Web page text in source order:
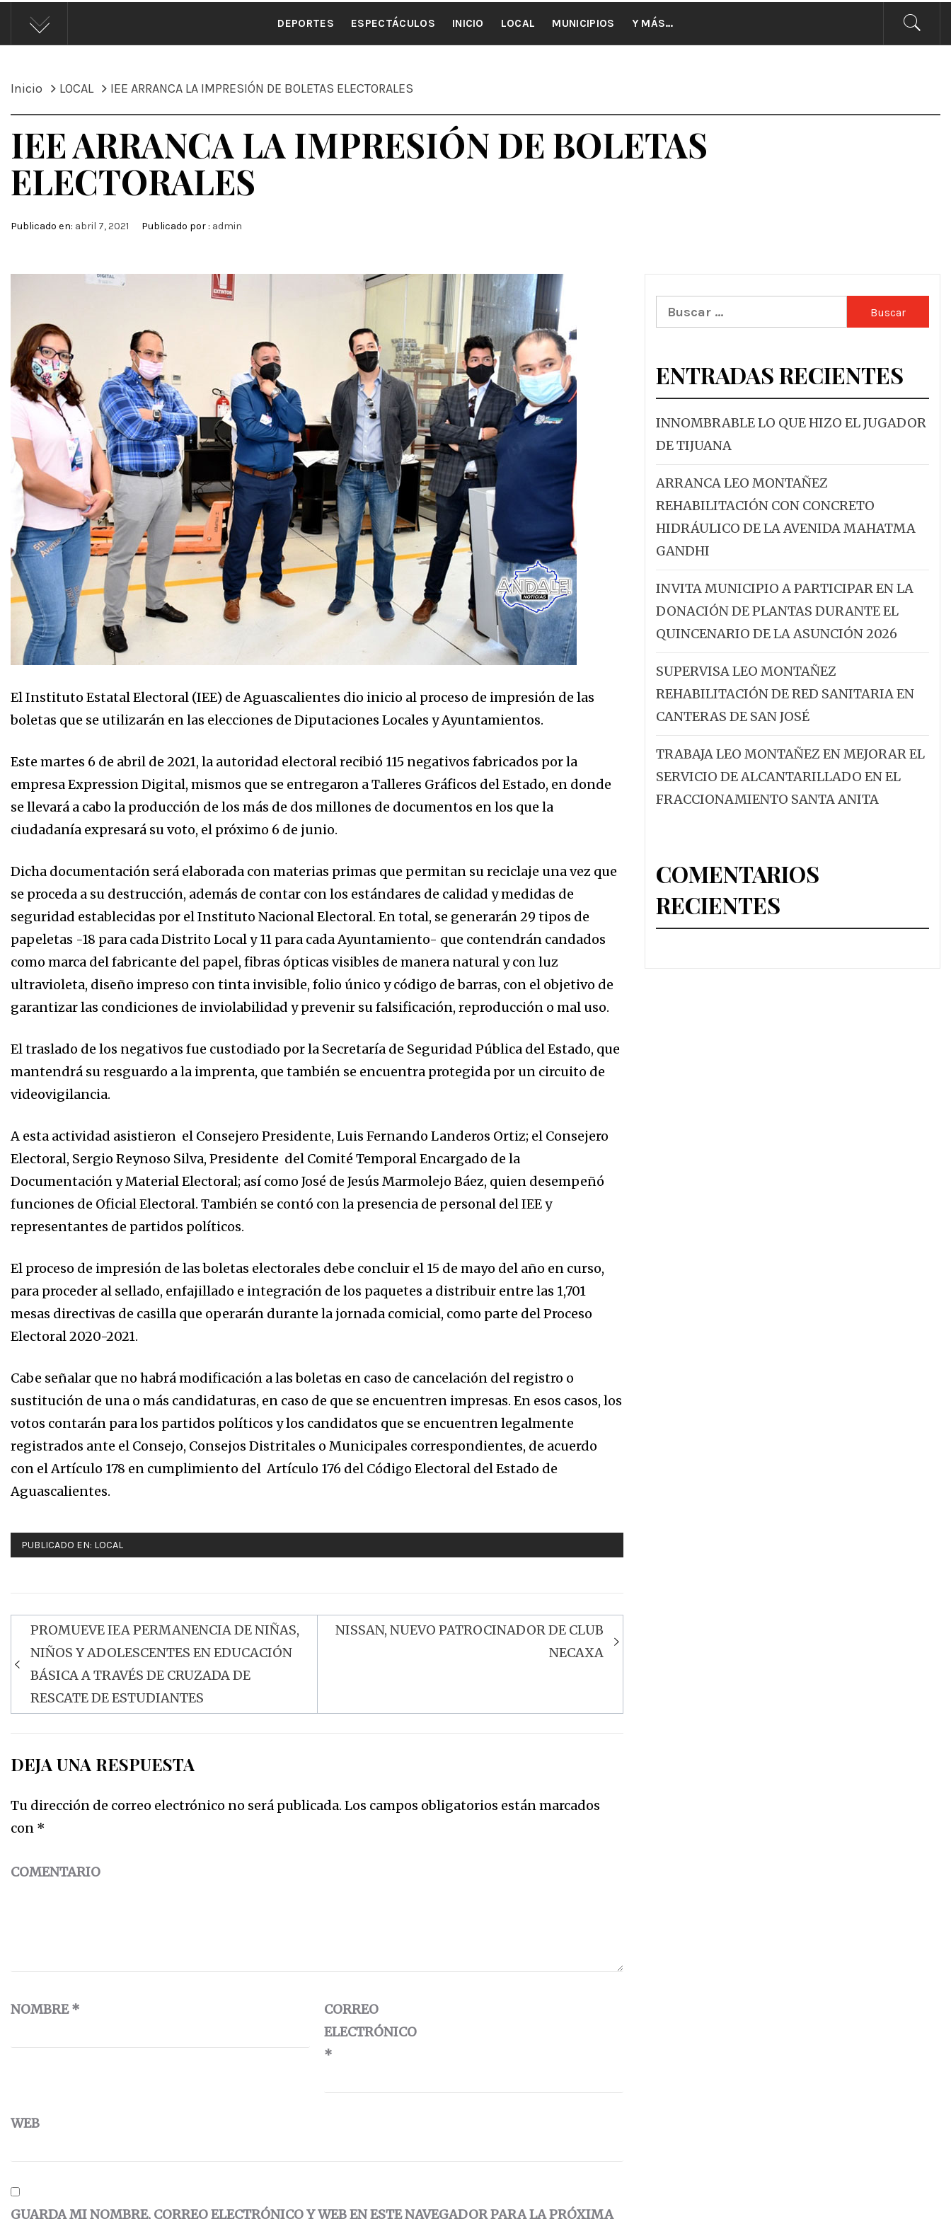
ÁNDALE NOTICIAS
DEPORTES ESPECTÁCULOS INICIO LOCAL MUNICIPIOS Y MÁS…
Inicio LOCAL IEE ARRANCA LA IMPRESIÓN DE BOLETAS ELECTORALES
IEE ARRANCA LA IMPRESIÓN DE BOLETAS
ELECTORALES
Publicado en: abril 7, 2021 Publicado por : admin
El Instituto Estatal Electoral (IEE) de Aguascalientes dio inicio al proceso de impresión de las
boletas que se utilizarán en las elecciones de Diputaciones Locales y Ayuntamientos.
Este martes 6 de abril de 2021, la autoridad electoral recibió 115 negativos fabricados por la
empresa Expression Digital, mismos que se entregaron a Talleres Gráficos del Estado, en donde
se llevará a cabo la producción de los más de dos millones de documentos en los que la
ciudadanía expresará su voto, el próximo 6 de junio.
Dicha documentación será elaborada con materias primas que permitan su reciclaje una vez que
se proceda a su destrucción, además de contar con los estándares de calidad y medidas de
seguridad establecidas por el Instituto Nacional Electoral. En total, se generarán 29 tipos de
papeletas -18 para cada Distrito Local y 11 para cada Ayuntamiento- que contendrán candados
como marca del fabricante del papel, fibras ópticas visibles de manera natural y con luz
ultravioleta, diseño impreso con tinta invisible, folio único y código de barras, con el objetivo de
garantizar las condiciones de inviolabilidad y prevenir su falsificación, reproducción o mal uso.
El traslado de los negativos fue custodiado por la Secretaría de Seguridad Pública del Estado, que
mantendrá su resguardo a la imprenta, que también se encuentra protegida por un circuito de
videovigilancia.
A esta actividad asistieron el Consejero Presidente, Luis Fernando Landeros Ortiz; el Consejero
Electoral, Sergio Reynoso Silva, Presidente del Comité Temporal Encargado de la
Documentación y Material Electoral; así como José de Jesús Marmolejo Báez, quien desempeñó
funciones de Oficial Electoral. También se contó con la presencia de personal del IEE y
representantes de partidos políticos.
El proceso de impresión de las boletas electorales debe concluir el 15 de mayo del año en curso,
para proceder al sellado, enfajillado e integración de los paquetes a distribuir entre las 1,701
mesas directivas de casilla que operarán durante la jornada comicial, como parte del Proceso
Electoral 2020-2021.
Cabe señalar que no habrá modificación a las boletas en caso de cancelación del registro o
sustitución de una o más candidaturas, en caso de que se encuentren impresas. En esos casos, los
votos contarán para los partidos políticos y los candidatos que se encuentren legalmente
registrados ante el Consejo, Consejos Distritales o Municipales correspondientes, de acuerdo
con el Artículo 178 en cumplimiento del Artículo 176 del Código Electoral del Estado de
Aguascalientes.
PUBLICADO EN: LOCAL
Navegación
de
entradas
PROMUEVE IEA PERMANENCIA DE NIÑAS,
NIÑOS Y ADOLESCENTES EN EDUCACIÓN
BÁSICA A TRAVÉS DE CRUZADA DE
RESCATE DE ESTUDIANTES
NISSAN, NUEVO PATROCINADOR DE CLUB
NECAXA
DEJA UNA RESPUESTA
Tu dirección de correo electrónico no será publicada. Los campos obligatorios están marcados
con *
COMENTARIO
NOMBRE*
CORREO
ELECTRÓNICO
*
WEB
GUARDA MI NOMBRE, CORREO ELECTRÓNICO Y WEB EN ESTE NAVEGADOR PARA LA PRÓXIMA
Buscar:
ENTRADAS RECIENTES
INNOMBRABLE LO QUE HIZO EL JUGADOR
DE TIJUANA
ARRANCA LEO MONTAÑEZ
REHABILITACIÓN CON CONCRETO
HIDRÁULICO DE LA AVENIDA MAHATMA
GANDHI
INVITA MUNICIPIO A PARTICIPAR EN LA
DONACIÓN DE PLANTAS DURANTE EL
QUINCENARIO DE LA ASUNCIÓN 2026
SUPERVISA LEO MONTAÑEZ
REHABILITACIÓN DE RED SANITARIA EN
CANTERAS DE SAN JOSÉ
TRABAJA LEO MONTAÑEZ EN MEJORAR EL
SERVICIO DE ALCANTARILLADO EN EL
FRACCIONAMIENTO SANTA ANITA
COMENTARIOS
RECIENTES